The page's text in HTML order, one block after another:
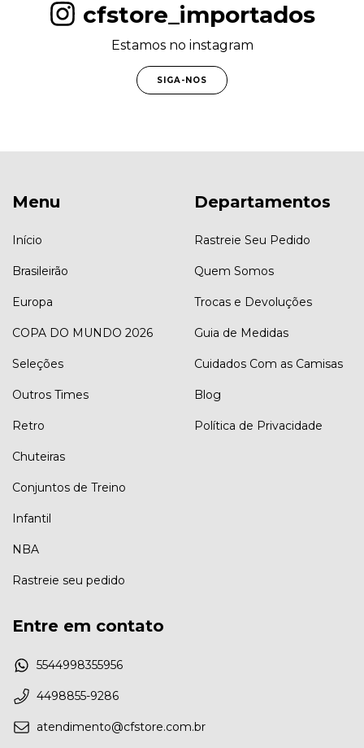
cfstore_importados
Estamos no instagram
SIGA-NOS
Menu
Início
Brasileirão
Europa
COPA DO MUNDO 2026
Seleções
Outros Times
Retro
Chuteiras
Conjuntos de Treino
Infantil
NBA
Rastreie seu pedido
Departamentos
Rastreie Seu Pedido
Quem Somos
Trocas e Devoluções
Guia de Medidas
Cuidados Com as Camisas
Blog
Política de Privacidade
Entre em contato
5544998355956
4498855-9286
atendimento@cfstore.com.br